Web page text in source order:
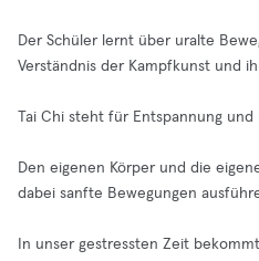
Der Schüler lernt über uralte
Verständnis der Kampfkunst und
Tai Chi steht für Entspannung
Den eigenen Körper und die
dabei sanfte Bewegungen
In unser gestressten Zeit